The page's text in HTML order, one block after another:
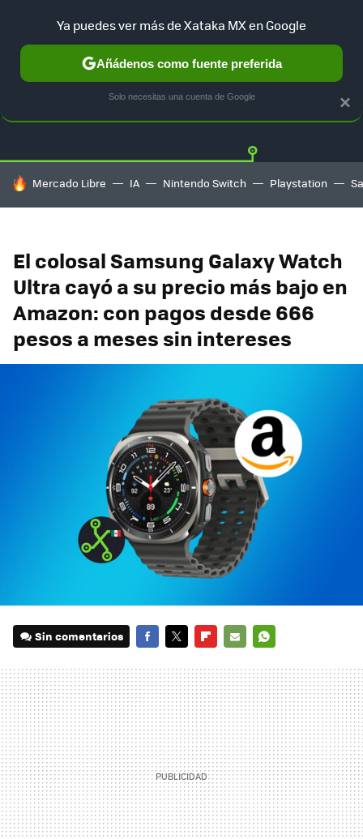
GUÍA DE COMPRAS MERCADO LIBRE
HOY SE HABLA DE
Mercado Libre IA Nintendo Switch Playstation
El colosal Samsung Galaxy Watch
Ultra cayó a su precio más bajo en
Amazon: con pagos desde 666
pesos a meses sin intereses
Sin comentarios
MAIL
×
Ya puedes ver más de Xataka MX en Google
Añádenos como fuente preferida
Solo necesitas una cuenta de Google